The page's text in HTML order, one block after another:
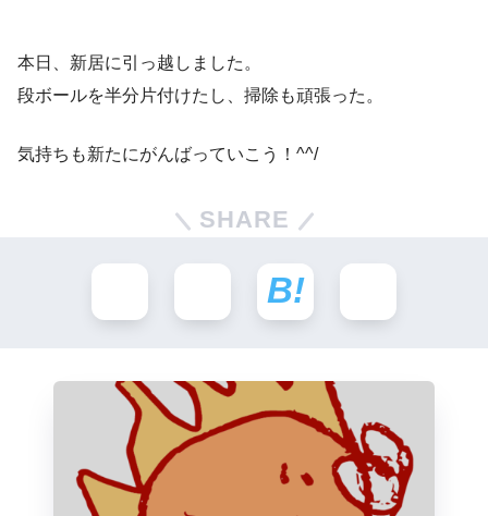
本日、新居に引っ越しました。
段ボールを半分片付けたし、掃除も頑張った。
気持ちも新たにがんばっていこう！^^/
SHARE